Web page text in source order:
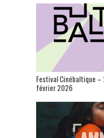
Festival Cinébaltique
février 2026